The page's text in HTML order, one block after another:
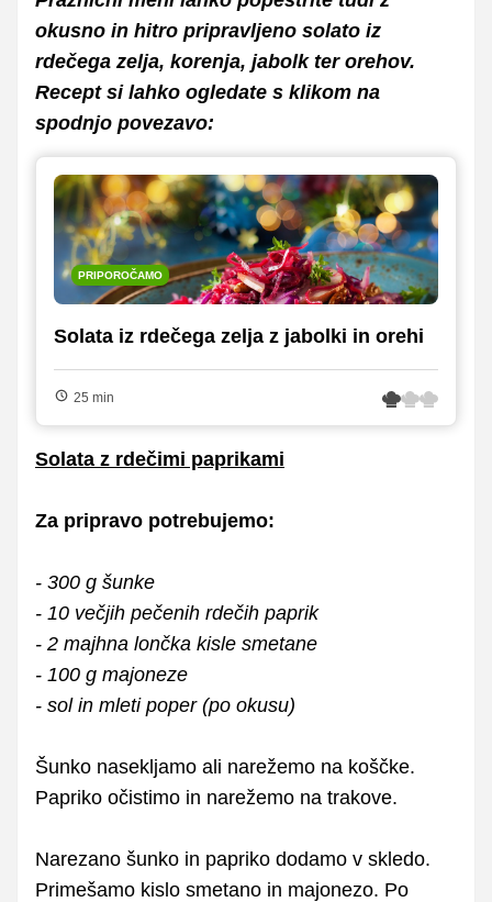
okusno in hitro pripravljeno solato iz
rdečega zelja, korenja, jabolk ter orehov.
Recept si lahko ogledate s klikom na
spodnjo povezavo:
PRIPOROČAMO
Solata iz rdečega zelja z jabolki in orehi
25 min
Solata z rdečimi paprikami
Za pripravo potrebujemo:
- 300 g šunke
- 10 večjih pečenih rdečih paprik
- 2 majhna lončka kisle smetane
- 100 g majoneze
- sol in mleti poper (po okusu)
Šunko nasekljamo ali narežemo na koščke.
Papriko očistimo in narežemo na trakove.
Narezano šunko in papriko dodamo v skledo.
Primešamo kislo smetano in majonezo. Po